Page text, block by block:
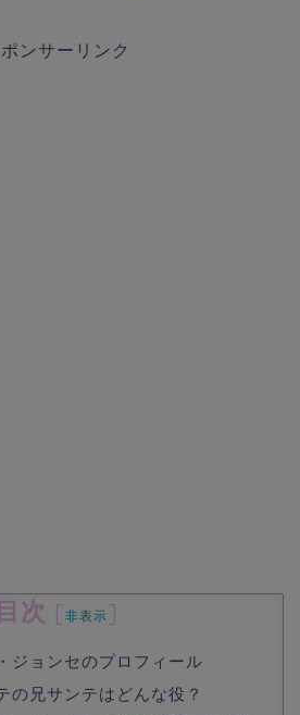
ンサーリンク
目次 [ 非表示]
ジョンセのプロフィール
の兄サンテはどんな役？